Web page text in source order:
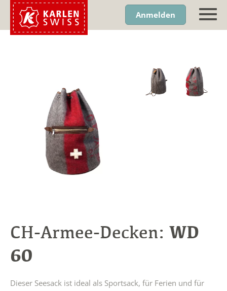
Anmelden
CH-Armee-Decken: WD
60
Dieser Seesack ist ideal als Sportsack, für Ferien und für